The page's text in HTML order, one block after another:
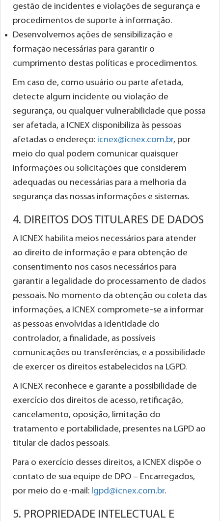
gestão de incidentes e violações de segurança e
procedimentos de suporte à informação.
Desenvolvemos ações de sensibilização e
formação necessárias para garantir o
cumprimento destas políticas e procedimentos.
Em caso de, como usuário ou parte afetada,
detecte algum incidente ou violação de
segurança, ou qualquer vulnerabilidade que possa
ser afetada, a ICNEX disponibiliza às pessoas
afetadas o endereço: icnex@icnex.com.br, por
meio do qual podem comunicar quaisquer
informações ou solicitações que considerem
adequadas ou necessárias para a melhoria da
segurança das nossas informações e sistemas.
4. DIREITOS DOS TITULARES DE DADOS
A ICNEX habilita meios necessários para atender
ao direito de informação e para obtenção de
consentimento nos casos necessários para
garantir a legalidade do processamento de dados
pessoais. No momento da obtenção ou coleta das
informações, a ICNEX compromete-se a informar
as pessoas envolvidas a identidade do
controlador, a finalidade, as possíveis
comunicações ou transferências, e a possibilidade
de exercer os direitos estabelecidos na LGPD.
A ICNEX reconhece e garante a possibilidade de
exercício dos direitos de acesso, retificação,
cancelamento, oposição, limitação do
tratamento e portabilidade, presentes na LGPD ao
titular de dados pessoais.
Para o exercício desses direitos, a ICNEX dispõe o
contato de sua equipe de DPO – Encarregados,
por meio do e-mail: lgpd@icnex.com.br.
5. PROPRIEDADE INTELECTUAL E